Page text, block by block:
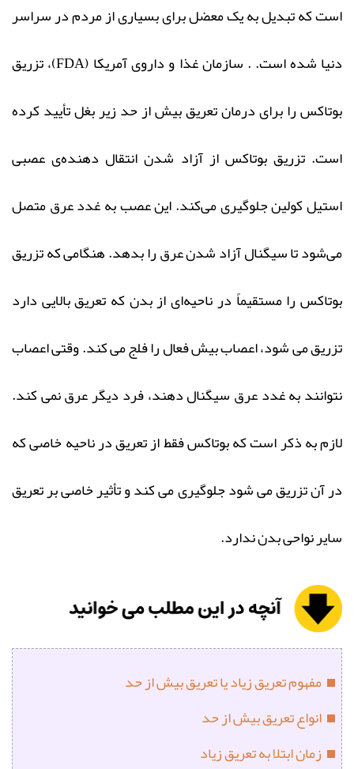
است که تبدیل به یک معضل برای بسیاری از مردم در سراسر
دنیا شده است. . سازمان غذا و داروی آمریکا (FDA)، تزریق
بوتاکس را برای درمان تعریق بیش از حد زیر بغل تأیید کرده
است. تزریق بوتاکس از آزاد شدن انتقال دهنده‌ی عصبی
استیل کولین جلوگیری می‌کند. این عصب به غدد عرق متصل
می‌شود تا سیگنال آزاد شدن عرق را بدهد. هنگامی که تزریق
بوتاکس را مستقیماً در ناحیه‌ای از بدن که تعریق بالایی دارد
تزریق می‌ شود، اعصاب بیش فعال را فلج می‌ کند. وقتی اعصاب
نتوانند به غدد عرق سیگنال دهند، فرد دیگر عرق نمی‌ کند.
لازم به ذکر است که بوتاکس فقط از تعریق در ناحیه خاصی که
در آن تزریق می‌ شود جلوگیری می‌ کند و تأثیر خاصی بر تعریق
سایر نواحی بدن ندارد.
مفهوم تعریق زیاد یا تعریق بیش از حد
انواع تعریق بیش از حد
زمان ابتلا به تعریق زیاد